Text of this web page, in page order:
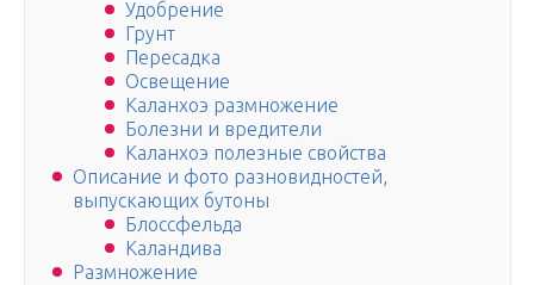
Удобрение
Грунт
Пересадка
Освещение
Каланхоэ размножение
Болезни и вредители
Каланхоэ полезные свойства
Описание и фото разновидностей,
выпускающих бутоны
Блоссфельда
Каландива
Размножение